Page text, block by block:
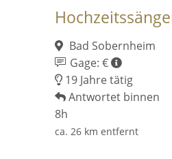
Bad Sobernheim
Gage: €
19 Jahre tätig
Antwortet binnen
8h
ca. 26 km entfernt